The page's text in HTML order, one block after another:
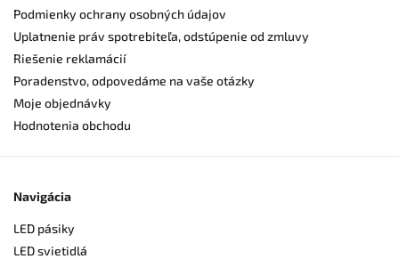
Podmienky ochrany osobných údajov
Uplatnenie práv spotrebiteľa, odstúpenie od zmluvy
Riešenie reklamácií
Poradenstvo, odpovedáme na vaše otázky
Moje objednávky
Hodnotenia obchodu
Navigácia
LED pásiky
LED svietidlá